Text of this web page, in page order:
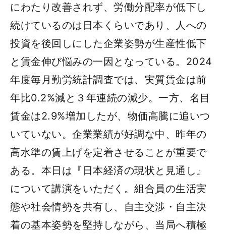
にわたり改善されず、労働分配率が低下し
続けているのは日本くらいであり、人への
投資を後回しにした企業姿勢が生産性低下
と賃金伸び悩みの一因となっている。2024
年度毎月勤労統計調査では、実質賃金は前
年比0.2%減と３年連続の減少。一方、名目
賃金は2.9%増加したが、物価高騰に追いつ
いていない。企業業績が好調な中、昨年の
高水準の賃上げを定着させることが重要で
ある。本日は『日本経済の現状と見通し』
について講演をいただく。組合員の生活実
態や社会情勢を共有し、自主交渉・自主決
着の基本姿勢を堅持しながら、当局へ積極